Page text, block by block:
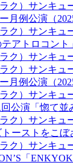
ク）サンキュ
例公演（
ク）サンキュ
アトロコント
ク）サンキュ
ク）サンキュ
例公演（
ク）サンキュ
公演「惚て並
ク）サンキュ
ーストをこぼ
ク）サンキュ
「